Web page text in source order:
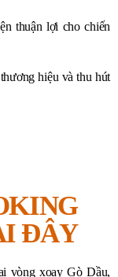
thuận lợi cho chiến
hiệu và thu hút
ĐÂY
vòng xoay Gò Dầu,